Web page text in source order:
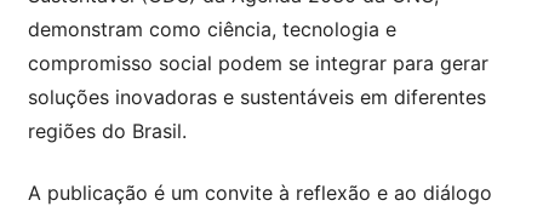
demonstram como ciência, tecnologia e
compromisso social podem se integrar para gerar
soluções inovadoras e sustentáveis em diferentes
regiões do Brasil.
A publicação é um convite à reflexão e ao diálogo